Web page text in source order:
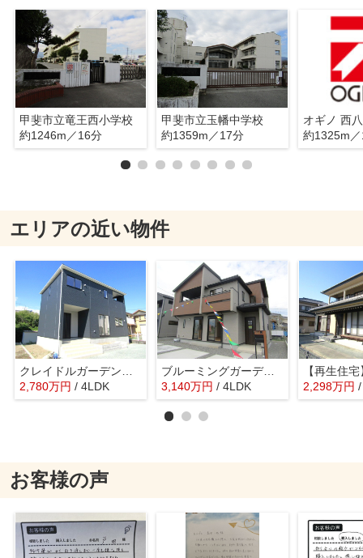
甲斐市立竜王西小学校
約1246m／16分
甲斐市立玉幡中学校
約1359m／17分
オギノ 西
約1325m
エリアの近い物件
2,780万円 / 4LDK
ブルーミングガーデン甲斐市万才 3号棟
3,140万円 / 4LDK 2,298万円
お客様の声